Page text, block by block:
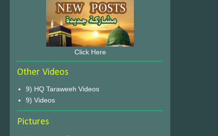
Click Here
Other Videos
9) HQ Taraweeh Videos
9) Videos
Pictures